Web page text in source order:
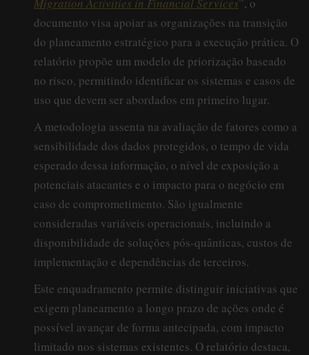
documento visa apoiar as organizações na transição
do planeamento estratégico para a execução prática. O
relatório propõe um modelo de priorização baseado
no risco, permitindo identificar os sistemas e casos de
uso que devem ser abordados em primeiro lugar.
A metodologia assenta na avaliação de fatores como a
sensibilidade dos dados protegidos, o tempo de vida
esperado dessa informação, o nível de exposição a
potenciais atacantes e o impacto para o negócio em
caso de comprometimento. São igualmente
consideradas variáveis operacionais, incluindo a
disponibilidade de soluções pós-quânticas, custos de
implementação e dependências de terceiros.
Este enquadramento permite distinguir iniciativas que
exigem planeamento a longo prazo de ações onde é
possível avançar de forma antecipada, com impacto
limitado nos sistemas existentes. O relatório destaca,